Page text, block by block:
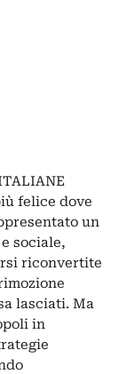
felice dove
un
sociale,
riconvertite
lasciati. Ma
in